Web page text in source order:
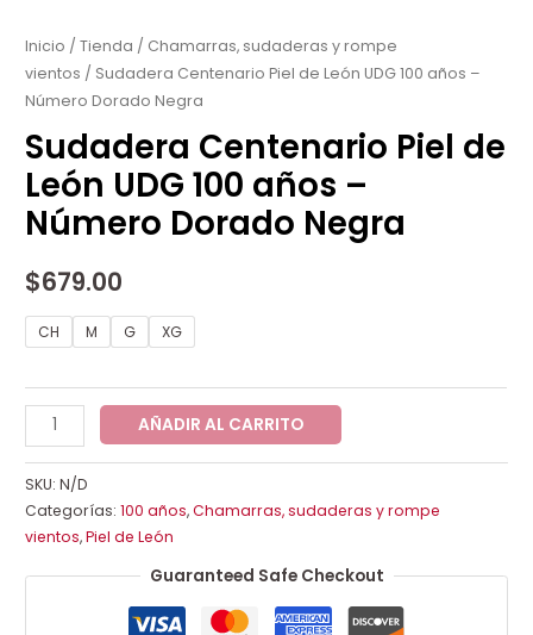
Inicio /Tienda / Chamarras, sudaderas y rompe
vientos / Sudadera Centenario Piel de León UDG 100 años –
Número Dorado Negra
Sudadera Centenario Piel de
León UDG 100 años –
Número Dorado Negra
$679.00
CH M G XG
Piel
de
León
UDG
100
años
-
Dorado
Negra
cantidad
AÑADIR AL CARRITO
SKU:N/D
Categorías:100 años,Chamarras, sudaderas y rompe
vientos,Piel de León
Guaranteed Safe Checkout